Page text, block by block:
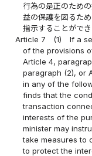
行為の是正のため
益の保護を図るた
指示することができ
Article 7
(1)
If a
of the provisions
Article 4,
paragraph (2), or
in any of the
finds that the
transaction
interests of the
minister may
take measures to
to protect the